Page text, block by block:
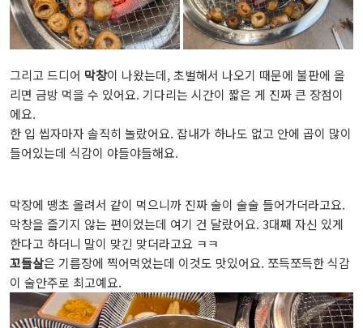
그리고 드디어 막창이 나왔는데, 초벌해서 나오기 때문에 불판에 올
리면 금방 먹을 수 있어요. 기다리는 시간이 짧은 게 진짜 큰 장점이
에요.
한 입 씹자마자 솔직히 놀랐어요. 잡내가 하나도 없고 안에 곱이 많이
들어있는데 식감이 야들야들해요.
막장에 땡초 올려서 같이 먹으니까 진짜 술이 술술 들어가더라고요.
막창을 즐기지 않는 편이었는데 여기 건 달랐어요. 3대째 자신 있게
한다고 하더니 말이 맞긴 맞더라고요 ㅋㅋ
꼬들살은 기름장에 찍어먹었는데 이것도 맛있어요. 쪼득쪼득한 식감
이 술안주로 최고예요.